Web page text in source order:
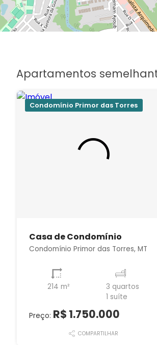
Apartamentos
Condomínio Primor das Torres
Casa de Condomínio
Condomínio Primor das Torres, MT
214 m²
3 quartos
1 suíte
Preço: R$ 1.750.000
COMPARTILHAR